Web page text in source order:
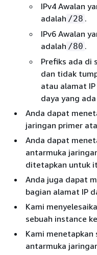
IPv4 Awalan
adalah /28 .
IPv6 Awalan
adalah /80 .
Prefiks ada di
dan tidak
atau alamat
daya yang
Anda dapat
jaringan primer
Anda dapat
antarmuka
ditetapkan untuk
Anda juga dapat
bagian alamat IP
Kami
sebuah instance
Kami
antarmuka